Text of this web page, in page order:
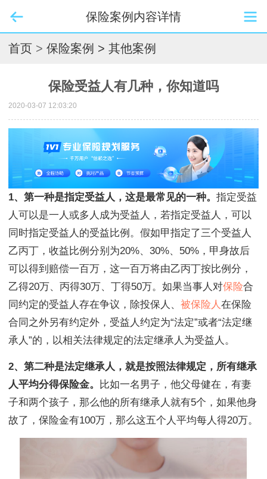
保险案例内容详情
首页 > 保险案例 > 其他案例
保险受益人有几种，你知道吗
2020-03-07 12:03:20
1、第一种是指定受益人，这是最常见的一种。 指定受益
人可以是一人或多人成为受益人，若指定受益人，可以
同时指定受益人的受益比例。假如甲指定了三个受益人
乙丙丁，收益比例分别为20%、30%、50%，甲身故后
可以得到赔偿一百万，这一百万将由乙丙丁按比例分，
乙得20万、丙得30万、丁得50万。如果当事人对保险合
同约定的受益人存在争议，除投保人、 被保险人 在保险
合同之外另有约定外，受益人约定为“法定”或者“法定继
承人”的，以相关法律规定的法定继承人为受益人。
2、第二种是法定继承人，就是按照法律规定，所有继承
人平均分得保险金。
比如一名男子，他父母健在，有妻
子和两个孩子，那么他的所有继承人就有5个，如果他身
故了，保险金有100万，那么这五个人平均每人得20万。